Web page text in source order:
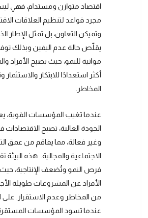
اقتصاد متوازن ومستدام، فهي
مجرد قواعد لتنظيم العلاقات
وتميكن التعاون، بل تمثل الإطار
يقلّص حالة عدم اليقين وبذلك
مواتية للنمو، حيث يصبح الأفراد
أكثر استعدادًا للابتكار
المخاطر.
عندما تغيب المؤسسات القوية،
الجودة العالية، تصبح
وغير فعالة، مما يفاقم من عمق
الاجتماعية والمجالية. هذه
فرص النمو وتُضعف الإنتاجية،
الأفراد عن المشروعات طويلة
من المخاطر وعدم الاستقرار. على
عندما تسود المؤسسات